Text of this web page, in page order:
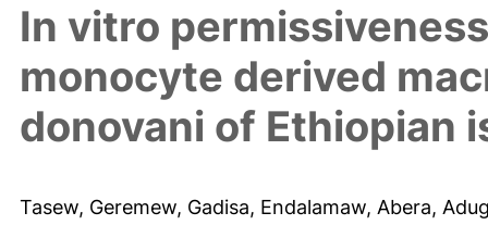
In vitro
monocyte derived
donovani of Ethiopian
Tasew, Geremew, Gadisa, Endalamaw, Abera,